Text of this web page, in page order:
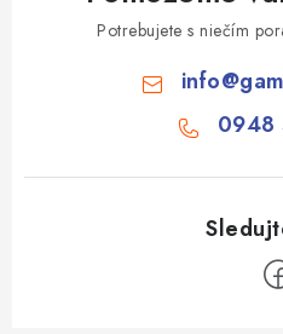
Potrebujete s niečím
info@
0948